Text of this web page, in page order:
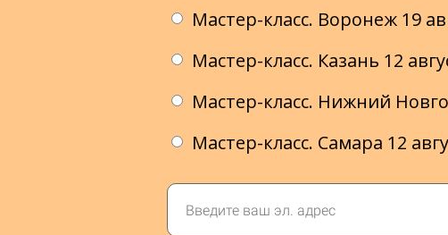
Мастер-класс. Воронеж 19
Мастер-класс. Казань 12
Мастер-класс. Нижний
Мастер-класс. Самара 12